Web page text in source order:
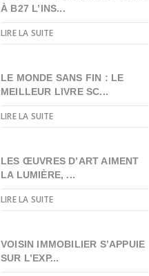
À B27 L’INS...
LIRE LA SUITE
LE MONDE SANS FIN : LE
MEILLEUR LIVRE SC...
LIRE LA SUITE
LES ŒUVRES D’ART AIMENT
LA LUMIÈRE, ...
LIRE LA SUITE
VOISIN IMMOBILIER S’APPUIE
SUR L’EXP...